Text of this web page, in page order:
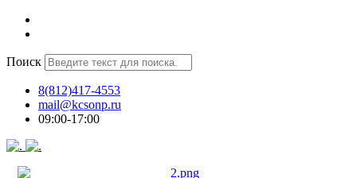
Поиск
8(812)417-4553
mail@kcsonp.ru
09:00-17:00